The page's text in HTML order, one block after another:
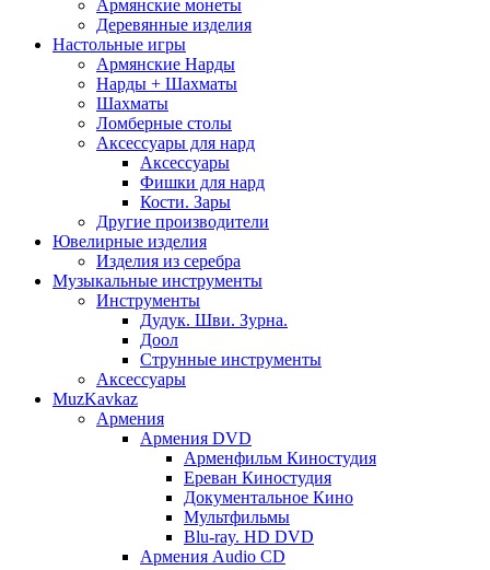
Армянские монеты
Деревянные изделия
Настольные игры
Армянские Нарды
Нарды + Шахматы
Шахматы
Ломберные столы
Аксессуары для нард
Аксессуары
Фишки для нард
Кости. Зары
Другие производители
Ювелирные изделия
Изделия из серебра
Музыкальные инструменты
Инструменты
Дудук. Шви. Зурна.
Доол
Струнные инструменты
Аксессуары
MuzKavkaz
Армения
Армения DVD
Арменфильм Киностудия
Ереван Киностудия
Документальное Кино
Мультфильмы
Blu-ray. HD DVD
Армения Audio CD